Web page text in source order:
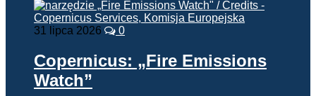
31 lipca 2026 0
Copernicus: „Fire Emissions
Watch”